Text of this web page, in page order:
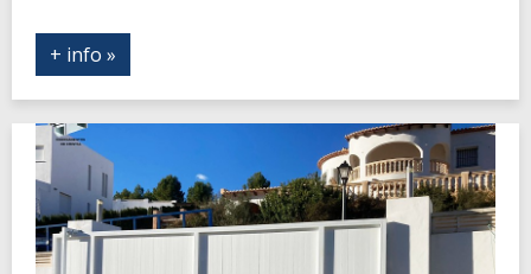
+ info »